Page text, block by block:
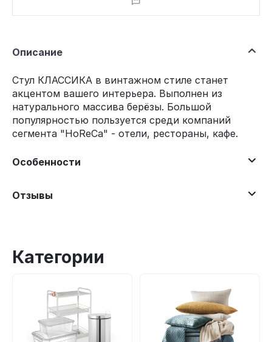
Описание
Стул КЛАССИКА в винтажном стиле станет
акцентом вашего интерьера. Выполнен из
натурального массива берёзы. Большой
популярностью пользуется среди компаний
сегмента "HoReCa" - отели, рестораны, кафе.
Особенности
Отзывы
Категории